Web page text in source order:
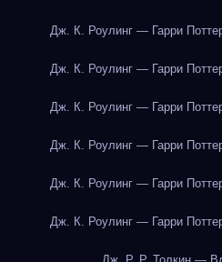
Дж. К. Роулинг — Гарри
Дж. К. Роулинг — Гарри
Дж. К. Роулинг — Гарри
Дж. К. Роулинг — Гарри
Дж. К. Роулинг — Гарри
Дж. К. Роулинг — Гарри